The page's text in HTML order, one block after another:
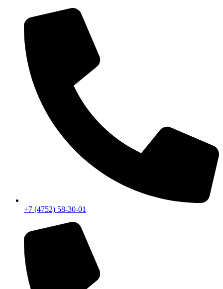
содержимому
+7 (4752) 58-30-01